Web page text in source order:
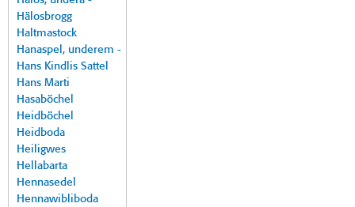
Hälosbrogg
Haltmastock
Hanaspel, underem -
Hans Kindlis Sattel
Hans Marti
Hasaböchel
Heidböchel
Heidboda
Heiligwes
Hellabarta
Hennasedel
Hennawibliboda